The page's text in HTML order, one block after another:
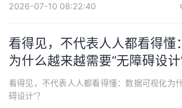
2026-07-10 08:22:40
看得见，不代表人人都看得懂
为什么越来越需要“无障碍设计
看得见，不代表人人都看得懂：数据可视化为
碍设计”？